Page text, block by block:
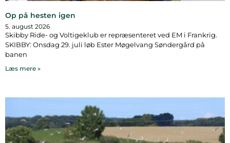
Op på hesten igen
5. august 2026
Skibby Ride- og Voltigeklub er repræsenteret ved EM i Frankrig.
SKIBBY: Onsdag 29. juli løb Ester Møgelvang Søndergård på
banen
Læs mere »